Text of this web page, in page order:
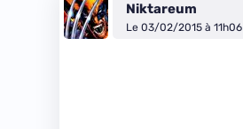
Niktareum
Le 03/02/2015 à 11h06